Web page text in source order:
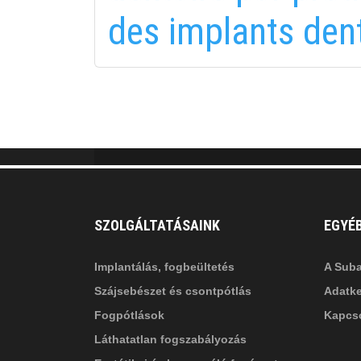
des implants
ITT TALÁL MEG
MINKET
fab
fa-
f
fa-
SZOLGÁLTATÁSAINK
Implantálás, fogbeültetés
Szájsebészet és csontpótlás
Fogpótlások
Láthatatlan fogszabályozás
A